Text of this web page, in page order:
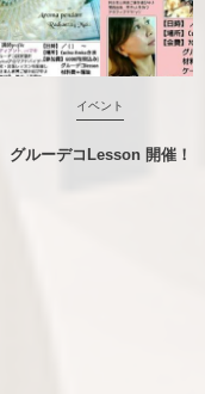
イベント
グルーデコLesson 開催！